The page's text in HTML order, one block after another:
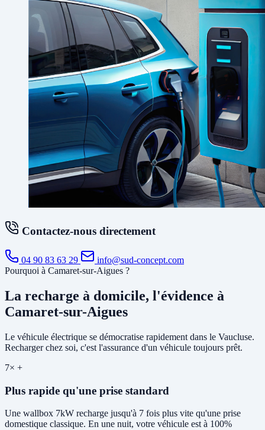
Contactez-nous directement
04 90 83 63 29
info@sud-concept.com
Pourquoi à Camaret-sur-Aigues ?
La recharge à domicile, l'évidence à
Camaret-sur-Aigues
Le véhicule électrique se démocratise rapidement dans le Vaucluse.
Recharger chez soi, c'est l'assurance d'un véhicule toujours prêt.
7× +
Plus rapide qu'une prise standard
Une wallbox 7kW recharge jusqu'à 7 fois plus vite qu'une prise
domestique classique. En une nuit, votre véhicule est à 100%